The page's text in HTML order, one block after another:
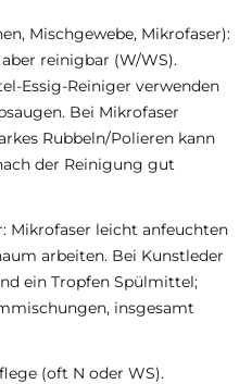
Mischgewebe, Mikrofaser):
reinigbar (W/WS).
Essig-Reiniger verwenden
Bei Mikrofaser
Rubbeln/Polieren kann
der Reinigung gut
Mikrofaser leicht anfeuchten
arbeiten. Bei Kunstleder
ein Tropfen Spülmittel;
insgesamt
(oft N oder WS).